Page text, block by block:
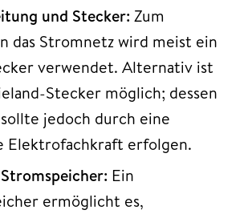
und Stecker: Zum
das Stromnetz wird meist ein
verwendet. Alternativ ist
Stecker möglich; dessen
jedoch durch eine
Elektrofachkraft erfolgen.
Ein
ermöglicht es,